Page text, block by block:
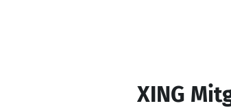
XING